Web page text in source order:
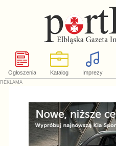
Ogłoszenia Katalog Imprezy